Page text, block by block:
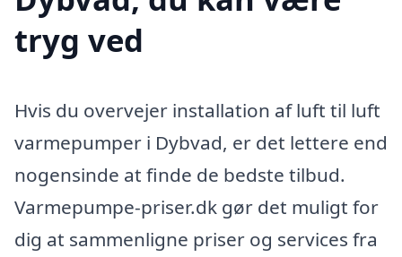
tryg ved
Hvis du overvejer installation af luft til luft
varmepumper i Dybvad, er det lettere end
nogensinde at finde de bedste tilbud.
Varmepumpe-priser.dk gør det muligt for
dig at sammenligne priser og services fra